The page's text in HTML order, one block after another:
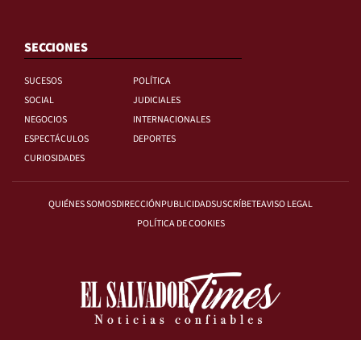
SECCIONES
SUCESOS
POLÍTICA
SOCIAL
JUDICIALES
NEGOCIOS
INTERNACIONALES
ESPECTÁCULOS
DEPORTES
CURIOSIDADES
QUIÉNES SOMOSDIRECCIÓNPUBLICIDADSUSCRÍBETEAVISO LEGAL
POLÍTICA DE COOKIES